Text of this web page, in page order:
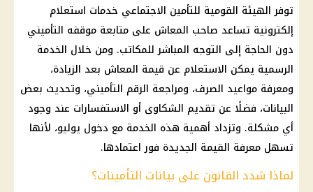
توفر الهيئة القومية للتأمين الاجتماعي خدمات استعلام
إلكترونية تساعد صاحب المعاش على متابعة موقفه التأميني
دون الحاجة إلى التوجه المباشر للمكاتب. ومن خلال الخدمة
الرسمية يمكن الاستعلام عن قيمة المعاش بعد الزيادة،
ومعرفة مواعيد الصرف، ومراجعة الرقم التأميني، وتحديث بعض
البيانات، فضلًا عن تقديم الشكاوى أو الاستفسارات عند وجود
أي مشكلة. وتزداد أهمية هذه الخدمة مع دخول يوليو، لأنها
تسهل معرفة القيمة الجديدة فور اعتمادها.
لماذا شدد القانون على بيانات التأمينات؟